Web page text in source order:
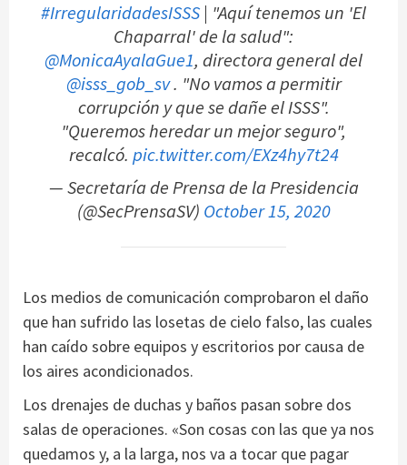
#IrregularidadesISSS | "Aquí tenemos un 'El
Chaparral' de la salud":
@MonicaAyalaGue1, directora general del
@isss_gob_sv. "No vamos a permitir
corrupción y que se dañe el ISSS".
"Queremos heredar un mejor seguro",
recalcó. pic.twitter.com/EXz4hy7t24
— Secretaría de Prensa de la Presidencia
(@SecPrensaSV) October 15, 2020
Los medios de comunicación comprobaron el daño
que han sufrido las losetas de cielo falso, las cuales
han caído sobre equipos y escritorios por causa de
los aires acondicionados.
Los drenajes de duchas y baños pasan sobre dos
salas de operaciones. «Son cosas con las que ya nos
quedamos y, a la larga, nos va a tocar que pagar